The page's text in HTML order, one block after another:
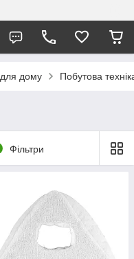
дому Побутова
Фільтри